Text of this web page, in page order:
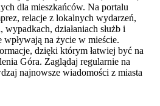
dla mieszkańców. Na portalu
relacje z lokalnych wydarzeń,
działaniach służb i
wpływają na życie w mieście.
dzięki którym łatwiej być na
Góra. Zaglądaj regularnie na
najnowsze wiadomości z miasta